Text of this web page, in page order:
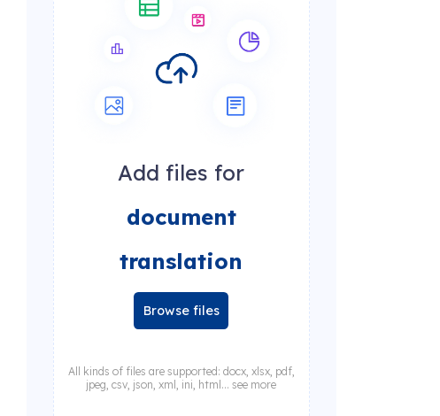
Add files for
document
translation
Browse files
All kinds of files are supported: docx, xlsx, pdf,
jpeg, csv, json, xml, ini, html... see more